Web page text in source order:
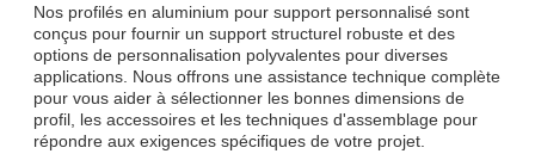
Nos profilés en aluminium pour support personnalisé sont
conçus pour fournir un support structurel robuste et des
options de personnalisation polyvalentes pour diverses
applications. Nous offrons une assistance technique complète
pour vous aider à sélectionner les bonnes dimensions de
profil, les accessoires et les techniques d'assemblage pour
répondre aux exigences spécifiques de votre projet.